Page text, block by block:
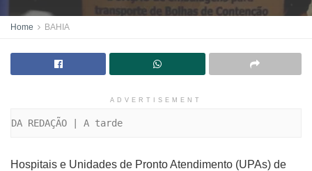
Home BAHIA
ADVERTISEMENT
DA REDAÇÃO | A tarde
Hospitais e Unidades de Pronto Atendimento (UPAs) de